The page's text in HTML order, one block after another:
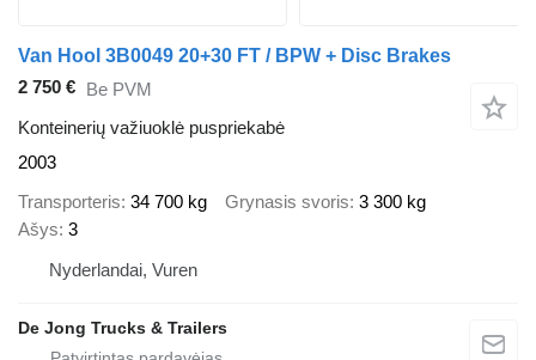
Van Hool 3B0049 20+30 FT / BPW + Disc Brakes
2 750 € Be PVM
Konteinerių važiuoklė puspriekabė
2003
Transporteris 34 700 kg Grynasis svoris 3 300 kg
Ašys 3
Nyderlandai, Vuren
De Jong Trucks & Trailers